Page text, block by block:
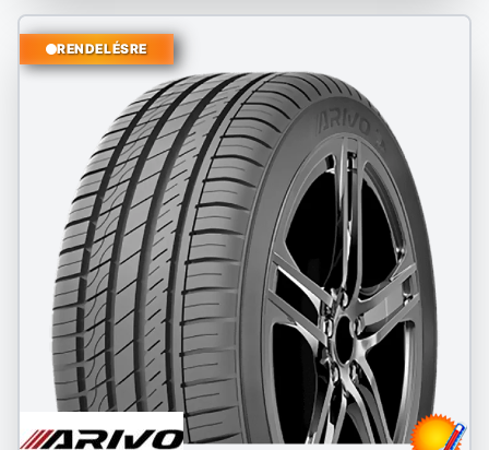
RENDELÉSRE